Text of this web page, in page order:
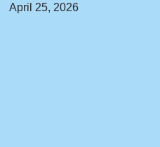
April 25, 2026